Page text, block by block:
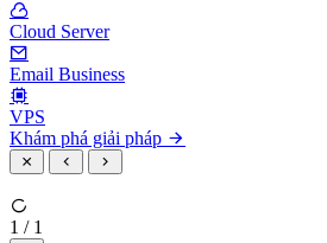
Cloud Server
Email Business
VPS
Khám phá giải pháp
1 / 1